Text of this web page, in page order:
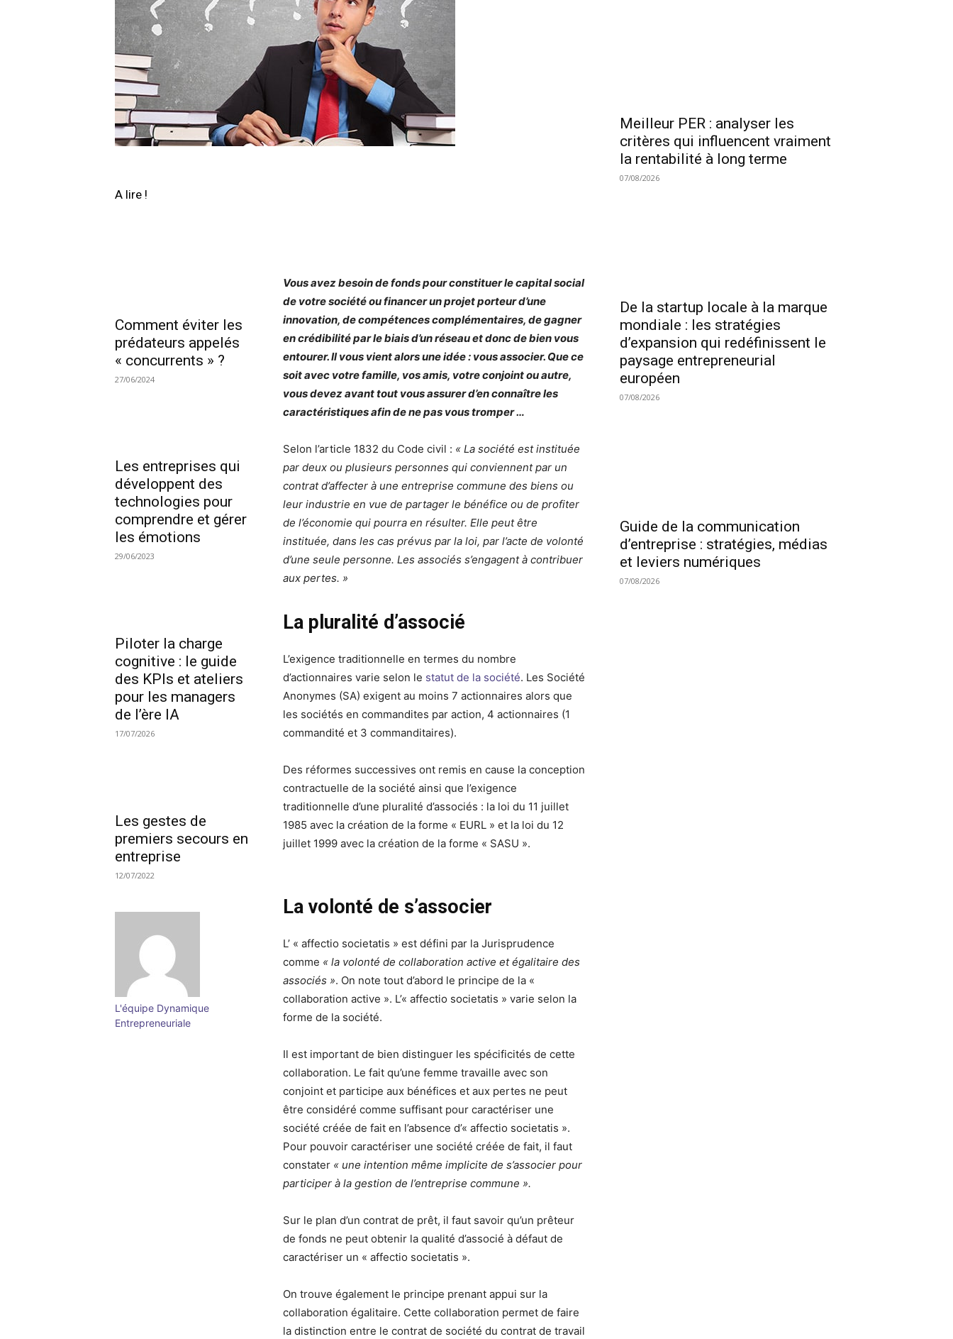
A lire !
Comment éviter les
prédateurs appelés
« concurrents » ?
27/06/2024
Les entreprises qui
développent des
technologies pour
comprendre et gérer
les émotions
29/06/2023
Piloter la charge
cognitive : le guide
des KPIs et ateliers
pour les managers
de l’ère IA
17/07/2026
Les gestes de
premiers secours en
entreprise
12/07/2022
L'équipe Dynamique
Entrepreneuriale
Vous avez besoin de fonds pour constituer le capital social
de votre société ou financer un projet porteur d’une
innovation, de compétences complémentaires, de gagner
en crédibilité par le biais d’un réseau et donc de bien vous
entourer. Il vous vient alors une idée : vous associer. Que ce
soit avec votre famille, vos amis, votre conjoint ou autre,
vous devez avant tout vous assurer d’en connaître les
caractéristiques afin de ne pas vous tromper …
Selon l’article 1832 du Code civil : « La société est instituée
par deux ou plusieurs personnes qui conviennent par un
contrat d’affecter à une entreprise commune des biens ou
leur industrie en vue de partager le bénéfice ou de profiter
de l’économie qui pourra en résulter. Elle peut être
instituée, dans les cas prévus par la loi, par l’acte de volonté
d’une seule personne. Les associés s’engagent à contribuer
aux pertes. »
La pluralité d’associé
L’exigence traditionnelle en termes du nombre
d’actionnaires varie selon le statut de la société. Les Société
Anonymes (SA) exigent au moins 7 actionnaires alors que
les sociétés en commandites par action, 4 actionnaires (1
commandité et 3 commanditaires).
Des réformes successives ont remis en cause la conception
contractuelle de la société ainsi que l’exigence
traditionnelle d’une pluralité d’associés : la loi du 11 juillet
1985 avec la création de la forme « EURL » et la loi du 12
juillet 1999 avec la création de la forme « SASU ».
La volonté de s’associer
L’ « affectio societatis » est défini par la Jurisprudence
comme « la volonté de collaboration active et égalitaire des
associés ». On note tout d’abord le principe de la «
collaboration active ». L’« affectio societatis » varie selon la
forme de la société.
Il est important de bien distinguer les spécificités de cette
collaboration. Le fait qu’une femme travaille avec son
conjoint et participe aux bénéfices et aux pertes ne peut
être considéré comme suffisant pour caractériser une
société créée de fait en l’absence d’« affectio societatis ».
Pour pouvoir caractériser une société créée de fait, il faut
constater « une intention même implicite de s’associer pour
participer à la gestion de l’entreprise commune ».
Sur le plan d’un contrat de prêt, il faut savoir qu’un prêteur
de fonds ne peut obtenir la qualité d’associé à défaut de
caractériser un « affectio societatis ».
On trouve également le principe prenant appui sur la
collaboration égalitaire. Cette collaboration permet de faire
la distinction entre le contrat de société du contrat de travail
Meilleur PER : analyser les
critères qui influencent vraiment
la rentabilité à long terme
07/08/2026
De la startup locale à la marque
mondiale : les stratégies
d’expansion qui redéfinissent le
paysage entrepreneurial
européen
07/08/2026
Guide de la communication
d’entreprise : stratégies, médias
et leviers numériques
07/08/2026